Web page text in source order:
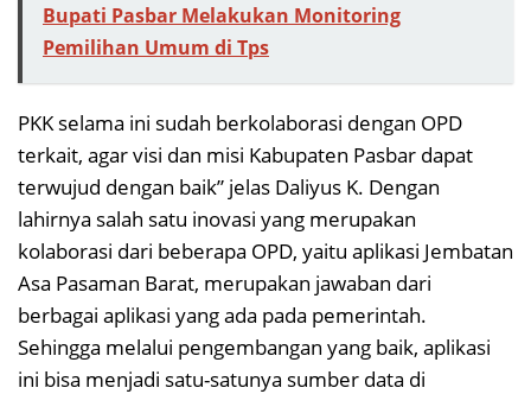
Bupati Pasbar Melakukan Monitoring
Pemilihan Umum di Tps
PKK selama ini sudah berkolaborasi dengan OPD
terkait, agar visi dan misi Kabupaten Pasbar dapat
terwujud dengan baik” jelas Daliyus K. Dengan
lahirnya salah satu inovasi yang merupakan
kolaborasi dari beberapa OPD, yaitu aplikasi Jembatan
Asa Pasaman Barat, merupakan jawaban dari
berbagai aplikasi yang ada pada pemerintah.
Sehingga melalui pengembangan yang baik, aplikasi
ini bisa menjadi satu-satunya sumber data di